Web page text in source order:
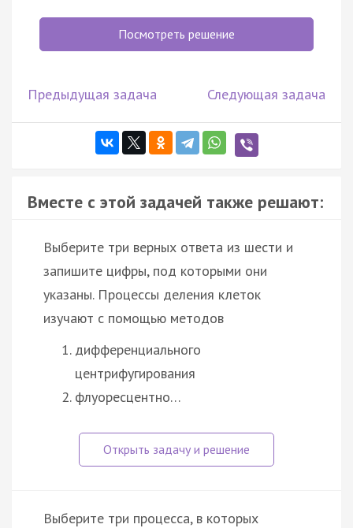
Посмотреть решение
Предыдущая задача Следующая задача
Вместе с этой задачей также решают:
Выберите три верных ответа из шести и
запишите цифры, под которыми они
указаны. Процессы деления клеток
изучают с помощью методов
дифференциального
центрифугирования
флуоресцентно…
Выберите три процесса, в которых